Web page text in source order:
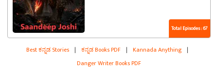
Total Episodes : 67
Best ಕನ್ನಡ Stories | ಕನ್ನಡ Books PDF | Kannada Anything |
Danger Writer Books PDF